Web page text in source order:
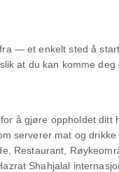
— et enkelt sted å
at du kan komme deg
å gjøre oppholdet
serverer mat og
Restaurant,
Shahjalal